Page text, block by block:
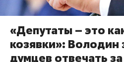
«Депутаты – это
козявки»: Володин
думцев отвечать